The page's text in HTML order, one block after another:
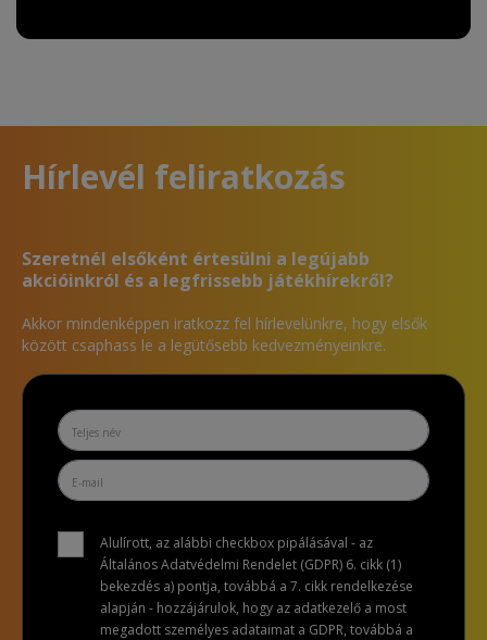
Hírlevél feliratkozás
Szeretnél elsőként értesülni a legújabb
akcióinkról és a legfrissebb játékhírekről?
Akkor mindenképpen iratkozz fel hírlevelünkre, hogy elsők
között csaphass le a legütősebb kedvezményeinkre.
Alulírott, az alábbi checkbox pipálásával - az
Általános Adatvédelmi Rendelet (GDPR) 6. cikk (1)
bekezdés a) pontja, továbbá a 7. cikk rendelkezése
alapján - hozzájárulok, hogy az adatkezelő a most
megadott személyes adataimat a GDPR, továbbá a